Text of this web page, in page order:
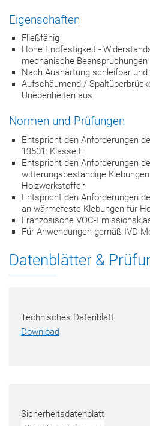
Eigenschaften
Fließfähig
Hohe Endfestigkeit -
mechanische Beanspruchungen
Nach Aushärtung schleifbar
Aufschäumend /
Unebenheiten aus
Normen und Prüfungen
Entspricht den Anforderungen
13501: Klasse E
Entspricht den Anforderungen
witterungsbeständige
Holzwerkstoffen
Entspricht den Anforderungen
an wärmefeste Klebungen für
Französische VOC-
Für Anwendungen gemäß IVD-
Datenblätter &
Technisches Datenblatt
Download
Sicherheitsdatenblatt